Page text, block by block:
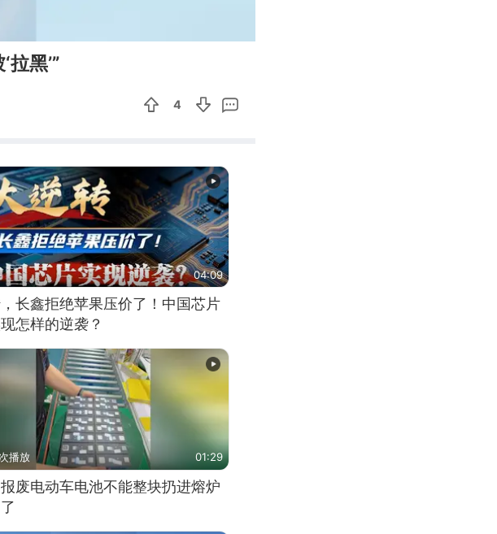
黑’”
4
04:09
长鑫拒绝苹果压价了！中国芯片
怎样的逆袭？
播放 01:29
废电动车电池不能整块扔进熔炉